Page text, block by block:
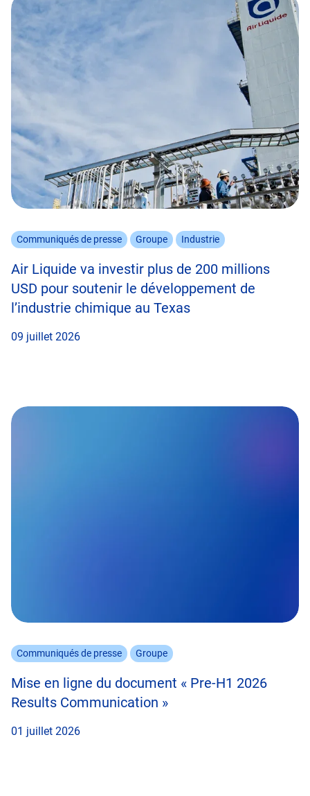
Communiqués de presse Groupe Industrie
Air Liquide va investir plus de 200 millions
USD pour soutenir le développement de
l’industrie chimique au Texas
09 juillet 2026
Communiqués de presse Groupe
Mise en ligne du document « Pre-H1 2026
Results Communication »
01 juillet 2026